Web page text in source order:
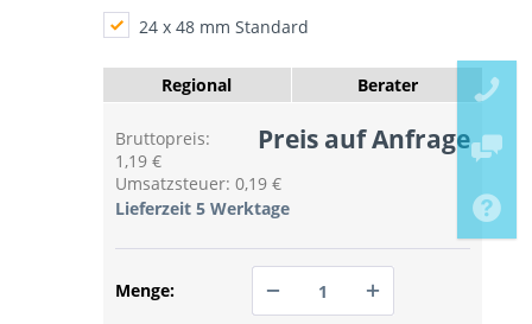
24 x 48 mm Standard
Regional Berater
Preis auf Anfrage
Bruttopreis:
1,19 €
Umsatzsteuer: 0,19 €
Lieferzeit 5 Werktage
Menge: